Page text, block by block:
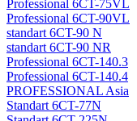
Professional 6CT-75VL
Professional 6CT-90VL
standart 6CT-90 N
standart 6CT-90 NR
Professional 6CT-140.3
Professional 6CT-140.4
PROFESSIONAL Asia
Standart 6CT-77N